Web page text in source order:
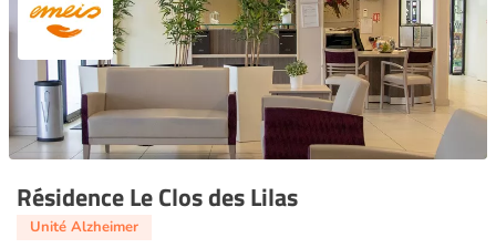
Résidence Le Clos des Lilas
Unité Alzheimer